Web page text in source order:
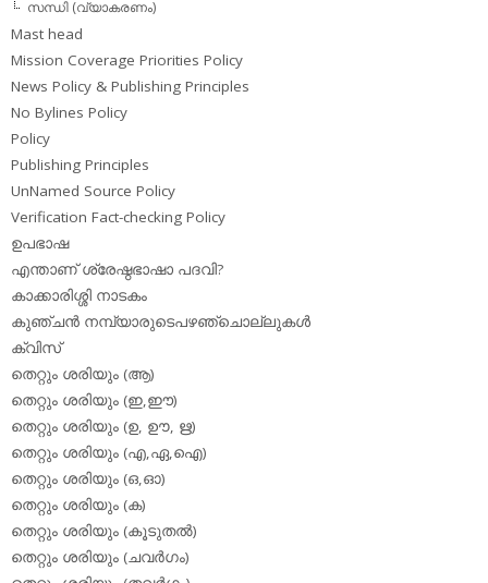
സന്ധി (വ്യാകരണം)
Mast head
Mission Coverage Priorities Policy
News Policy & Publishing Principles
No Bylines Policy
Policy
Publishing Principles
UnNamed Source Policy
Verification Fact-checking Policy
ഉപഭാഷ
എന്താണ് ശ്രേഷ്ഠഭാഷാ പദവി?
കാക്കാരിശ്ശി നാടകം
കുഞ്ചന്‍ നമ്പ്യാരുടെപഴഞ്ചൊല്ലുകള്‍
ക്വിസ്
തെറ്റും ശരിയും (ആ)
തെറ്റും ശരിയും (ഇ,ഈ)
തെറ്റും ശരിയും (ഉ, ഊ, ഋ)
തെറ്റും ശരിയും (എ,ഏ,ഐ)
തെറ്റും ശരിയും (ഒ,ഓ)
തെറ്റും ശരിയും (ക)
തെറ്റും ശരിയും (കൂടുതല്‍)
തെറ്റും ശരിയും (ചവര്‍ഗം)